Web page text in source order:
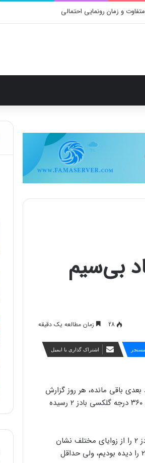
ایرباد بی‌سیم
28 زمان مطالعه یک دقیقه
مسنجر اشتراک گذاری با ایمیل
باقی مانده، هر روز گزارش
تازه‌ای درباره دستگاه‌های این شرکت منتشر می‌شود و حالا نوبت به تصاویر متحرک و ۳۶۰ درجه گلکسی بادز ۲ رسیده
منبع انتشار تصاویر امروز «Evleaks» است که سه مدل سفید، بنفش و سبز گلکسی بادز ۲ را از زوایای مختلف نشان
می‌دهد. البته این تصاویر حاوی نکته جدیدی نیست، چون قبلا رندرهای گلکسی بادز ۲ را دیده بودیم، ولی حداقل